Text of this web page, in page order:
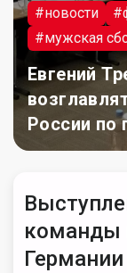
#новости
#мужская
Евгений
России по
команды